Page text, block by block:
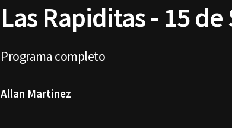
Las Rapiditas - 15
Programa completo
Allan Martinez